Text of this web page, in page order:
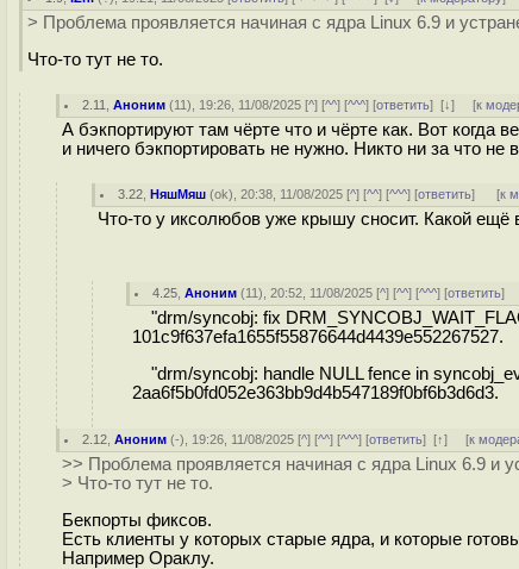
> Проблема проявляется начиная с ядра Linux 6.9 и
Что-то тут не то.
2.11 ,Аноним (11), 19:26, 11/08/2025 [^] [^^] [^^^] [ответить][↓] [к
А бэкпортируют там чёрте что и чёрте как. Вот
и ничего бэкпортировать не нужно. Никто ни за что не
3.22 ,НяшМяш (ok), 20:38, 11/08/2025 [^] [^^] [^^^] [ответить] [к
Что-то у иксолюбов уже крышу сносит. Какой ещё
4.25 ,Аноним (11), 20:52, 11/08/2025 [^] [^^] [^^^] [ответить]
"drm/syncobj: fix
101c9f637efa1655f55876644d4439e552267527.
"drm/syncobj: handle NULL fence in
2aa6f5b0fd052e363bb9d4b547189f0bf6b3d6d3.
2.12 ,Аноним (-), 19:26, 11/08/2025 [^] [^^] [^^^] [ответить][↑] [к
>> Проблема проявляется начиная с ядра Linux 6.9 и
> Что-то тут не то.
Бекпорты фиксов.
Есть клиенты у которых старые ядра, и которые
Например Ораклу.